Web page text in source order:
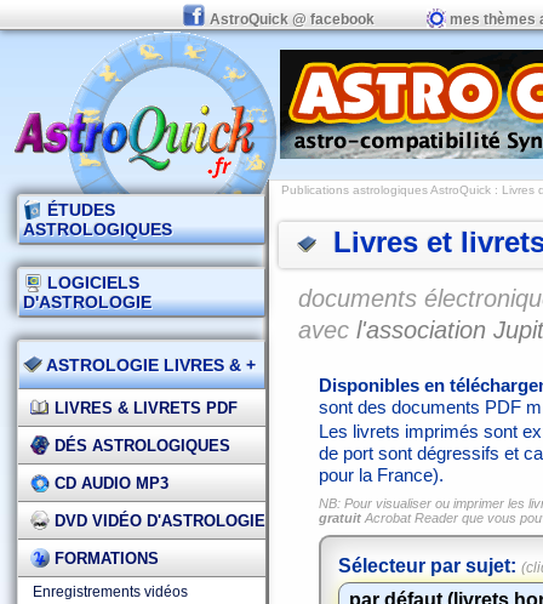
AstroQuick @ facebook mes thèmes
ÉTUDES
ASTROLOGIQUES
LOGICIELS
D'ASTROLOGIE
ASTROLOGIE LIVRES & +
LIVRES & LIVRETS PDF
DÉS ASTROLOGIQUES
CD AUDIO MP3
DVD VIDÉO D'ASTROLOGIE
FORMATIONS
Enregistrements vidéos
Publications astrologiques AstroQuick : Livres
Livres et
documents
avec l'association
Disponibles en
sont des documents PDF
Les livrets imprimés sont
de port sont dégressifs et
pour la France).
NB: Pour visualiser ou imprimer les
gratuit Acrobat Reader que vous
Sélecteur par sujet: